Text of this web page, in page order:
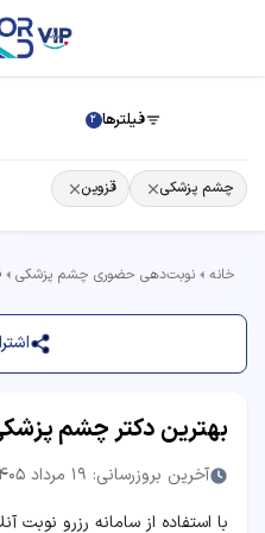
فیلترها 2
چشم پزشکی قزوین
خانه نوبت‌دهی حضوری چشم پزشکی
بهترین دکتر چشم
آخرین بروزرسانی: 19 مرداد 1405
با استفاده از سامانه رزرو نوبت